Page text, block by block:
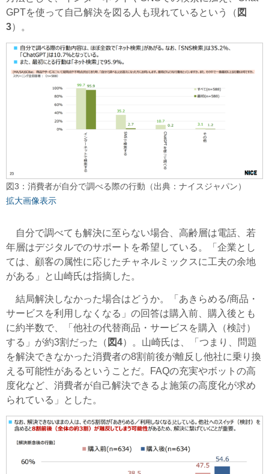
GPTを使って自己解決を図る人も現れているという（ 図
3）。
図3：消費者が自分で調べる際の行動（出典：ナイスジャパン）
拡大画像表示
自分で調べても解決に至らない場合、高齢層は電話、若
年層はデジタルでのサポートを希望している。「企業とし
ては、顧客の属性に応じたチャネルミックスに工夫の余地
がある」と山崎氏は指摘した。
結局解決しなかった場合はどうか。「あきらめる/商品・
サービスを利用しなくなる」の回答は購入前、購入後とも
に約半数で、「他社の代替商品・サービスを購入（検討）
する」が約3割だった（ 図4）。山崎氏は、「つまり、問題
を解決できなかった消費者の8割前後が離反し他社に乗り換
える可能性があるということだ。FAQの充実やボットの高
度化など、消費者が自己解決できるよ施策の高度化が求め
られている」とした。